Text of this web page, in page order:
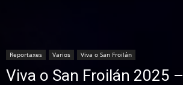
Reportaxes Varios Viva o San Froilán
Viva o San Froilán 2025 –